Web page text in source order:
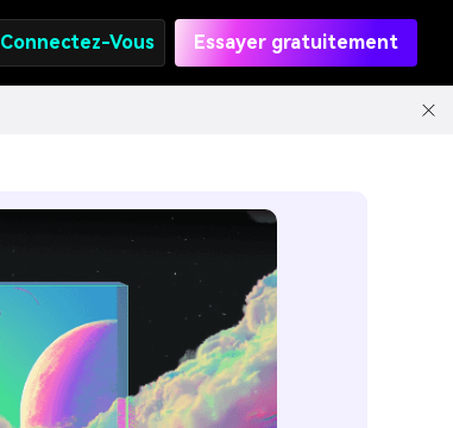
Connectez-Vous Essayer gratuitement